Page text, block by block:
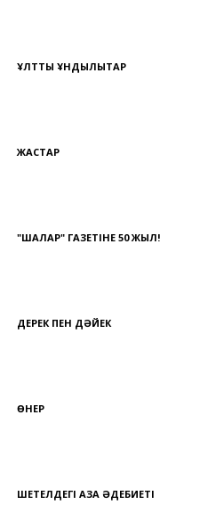
ҰЛТТЫҚ ҚҰНДЫЛЫҚТАР
ЖАСТАР
"ШАЛҚАР" ГАЗЕТІНЕ 50 ЖЫЛ!
ДЕРЕК ПЕН ДӘЙЕК
ӨНЕР
ШЕТЕЛДЕГІ ҚАЗАҚ ӘДЕБИЕТІ